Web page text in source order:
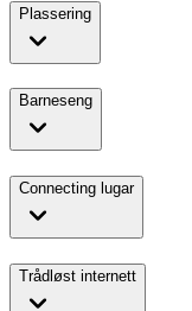
Plassering
Barneseng
Connecting lugar
Trådløst internett